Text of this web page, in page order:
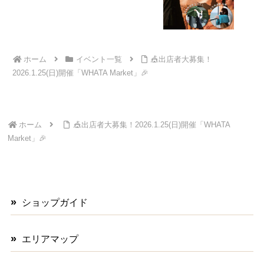
ホーム イベント一覧
🎪出店者大募集！
2026.1.25(日)開催「WHATA Market」🎉
ホーム
🎪出店者大募集！2026.1.25(日)開催「WHATA
Market」🎉
ショップガイド
エリアマップ